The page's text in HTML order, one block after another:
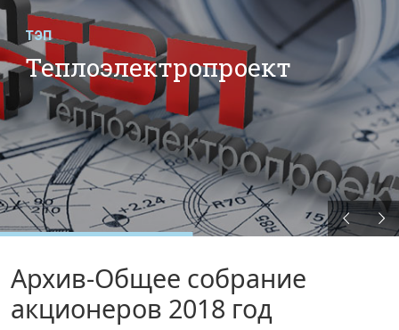
Теплоэлектропроект
ТЭП
Архив-Общее собрание
акционеров 2018 год